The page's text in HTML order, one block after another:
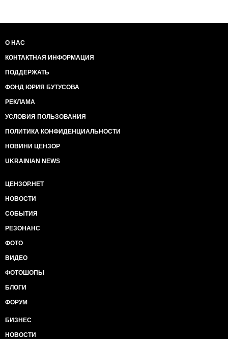
О НАС
КОНТАКТНАЯ ИНФОРМАЦИЯ
ПОДДЕРЖАТЬ
ФОНД ЮРИЯ БУТУСОВА
РЕКЛАМА
УСЛОВИЯ ПОЛЬЗОВАНИЯ
ПОЛИТИКА КОНФИДЕНЦИАЛЬНОСТИ
НОВИНИ ЦЕНЗОР
UKRAINIAN NEWS
ЦЕНЗОР.НЕТ
НОВОСТИ
СОБЫТИЯ
РЕЗОНАНС
ФОТО
ВИДЕО
ФОТОШОПЫ
БЛОГИ
ФОРУМ
БИЗНЕС
НОВОСТИ